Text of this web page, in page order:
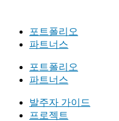
포트폴리오
파트너스
포트폴리오
파트너스
발주자 가이드
프로젝트